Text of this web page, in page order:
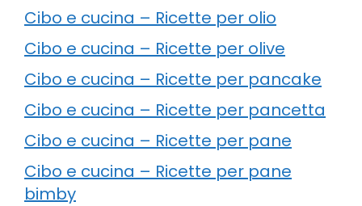
Cibo e cucina – Ricette per olio
Cibo e cucina – Ricette per olive
Cibo e cucina – Ricette per pancake
Cibo e cucina – Ricette per pancetta
Cibo e cucina – Ricette per pane
Cibo e cucina – Ricette per pane
bimby